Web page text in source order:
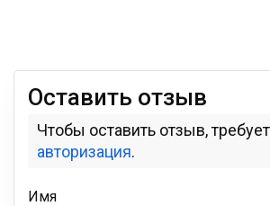
Оставить отзыв
Чтобы оставить отзыв,
авторизация.
Имя